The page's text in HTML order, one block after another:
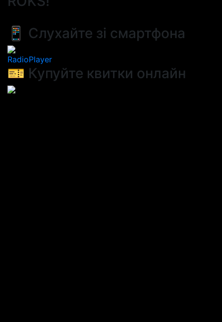
📱 Слухайте зі смартфона
RadioPlayer
🎫 Купуйте квитки онлайн